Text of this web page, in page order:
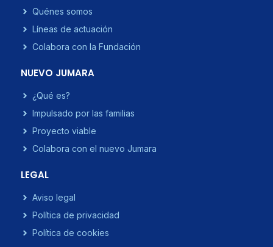
Quénes somos
Líneas de actuación
Colabora con la Fundación
NUEVO JUMARA
¿Qué es?
Impulsado por las familias
Proyecto viable
Colabora con el nuevo Jumara
LEGAL
Aviso legal
Política de privacidad
Política de cookies